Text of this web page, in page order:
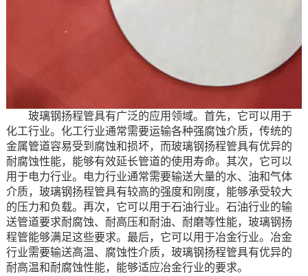
玻璃钢扬程管具有广泛的应用领域。首先，它可以用于
化工行业。化工行业通常需要运输各种强腐蚀介质，传统的
金属管道容易受到腐蚀和损坏，而玻璃钢扬程管具有优异的
耐腐蚀性能，能够有效延长管道的使用寿命。其次，它可以
用于电力行业。电力行业通常需要输送大量的水、油和气体
介质，玻璃钢扬程管具有较高的强度和刚度，能够承受较大
的压力和负载。再次，它可以用于石油行业。石油行业的输
送管道要求耐腐蚀、耐高压和耐油、耐磨等性能，玻璃钢扬
程管能够满足这些要求。最后，它可以用于冶金行业。冶金
行业需要输送高温、腐蚀性介质，玻璃钢扬程管具有优异的
耐高温和耐腐蚀性能，能够适应冶金行业的要求。